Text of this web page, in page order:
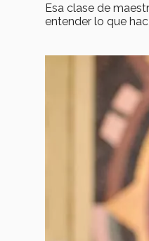
Esa clase de
entender lo que